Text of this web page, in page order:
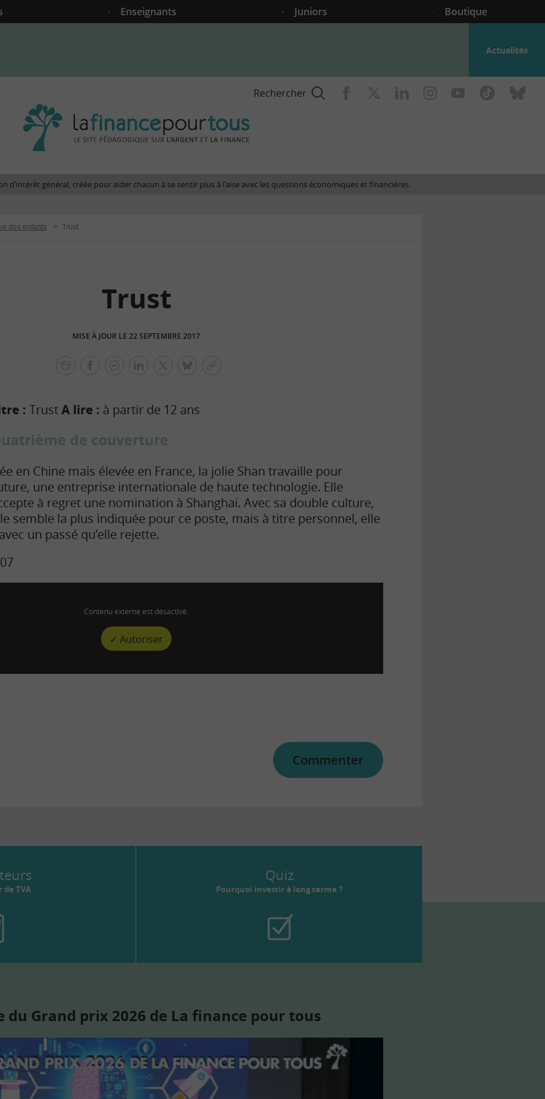
Enseignants Juniors Boutique
Actualités
Rechercher
finance
site
d’intérêt général, créée pour aider chacun à se sentir plus à l’aise avec les questions économiques et financières.
des enfants > Trust
Trust
MISE À JOUR LE 22 SEPTEMBRE 2017
: TrustA lire : à partir de 12 ans
de couverture
en Chine mais élevée en France, la jolie Shan travaille pour
une entreprise internationale de haute technologie. Elle
à regret une nomination à Shanghai. Avec sa double culture,
semble la plus indiquée pour ce poste, mais à titre personnel, elle
un passé qu’elle rejette.
Contenu externe est désactivé.
✓ Autoriser
Commenter
TVA
Quiz
Pourquoi investir à long terme ?
du Grand prix 2026 de La finance pour tous